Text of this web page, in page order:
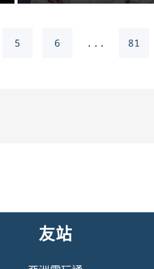
5 6 ... 81
友站